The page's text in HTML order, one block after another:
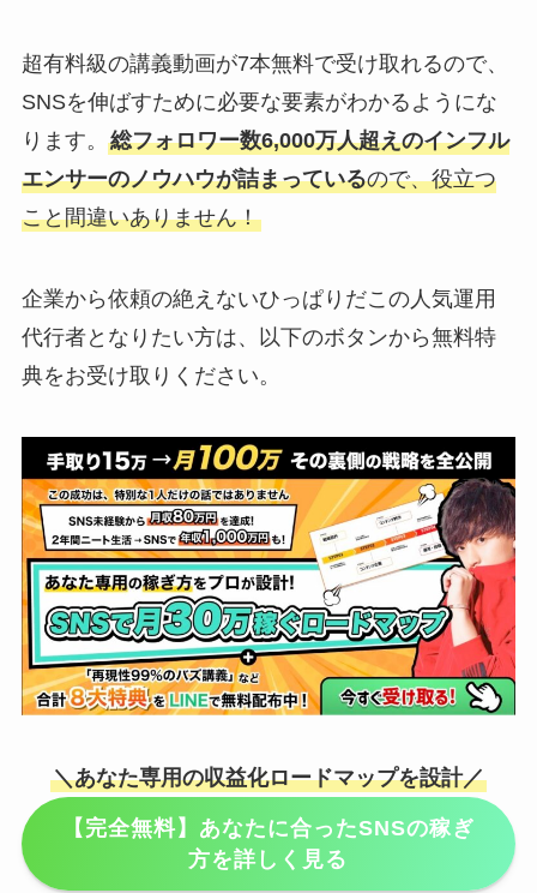
超有料級の講義動画が7本無料で受け取れるので、
SNSを伸ばすために必要な要素がわかるようにな
ります。 総フォロワー数6,000万人超えのインフル
エンサーのノウハウが詰まっているので、役立つ
こと間違いありません！
企業から依頼の絶えないひっぱりだこの人気運用
代行者となりたい方は、以下のボタンから無料特
典をお受け取りください。
＼あなた専用の収益化ロードマップを設計／
【完全無料】あなたに合ったSNSの稼ぎ
方を詳しく見る